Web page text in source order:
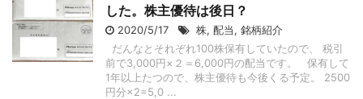
した。株主優待は後日？
2020/5/17 株, 配当, 銘柄紹介
だんなとそれぞれ100株保有していたので、 税引
前で3,000円×２＝6,000円の配当です。 保有して
1年以上たつので、株主優待も今後くる予定。 2500
円分×2=5,0 ...